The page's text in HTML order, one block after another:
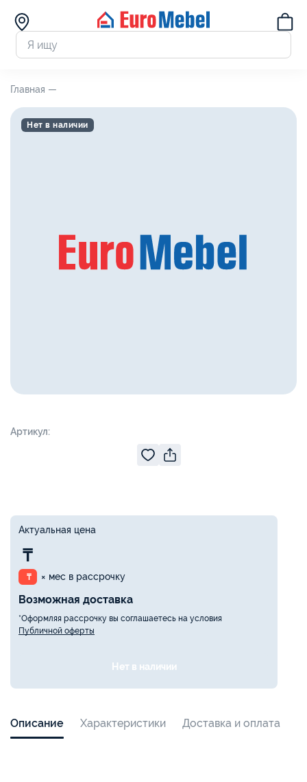
Главная —
Артикул:
Нет в наличии
Актуальная цена
₸
₸ × мес в рассрочку
Возможная доставка
*Оформляя рассрочку вы соглашаетесь на условия
Публичной оферты
Нет в наличии
Описание Характеристики Доставка и оплата